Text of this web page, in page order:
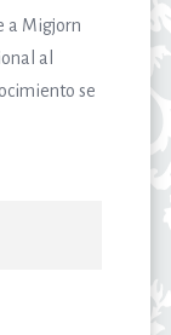
a Migjorn
al
se